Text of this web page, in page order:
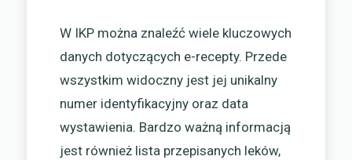
W IKP można znaleźć wiele kluczowych
danych dotyczących e-recepty. Przede
wszystkim widoczny jest jej unikalny
numer identyfikacyjny oraz data
wystawienia. Bardzo ważną informacją
jest również lista przepisanych leków,